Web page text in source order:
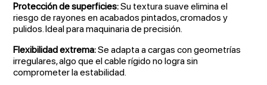
Protección de superficies:Su textura suave elimina el
riesgo de rayones en acabados pintados, cromados y
pulidos. Ideal para maquinaria de precisión.
Flexibilidad extrema:Se adapta a cargas con geometrías
irregulares, algo que el cable rígido no logra sin
comprometer la estabilidad.